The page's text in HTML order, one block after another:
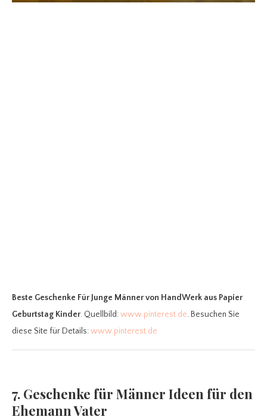
Beste Geschenke Für Junge Männervon HandWerk aus Papier
Geburtstag Kinder. Quellbild:www.pinterest.de. Besuchen Sie
diese Site für Details:www.pinterest.de
7. Geschenke für Männer Ideen für den
Ehemann Vater